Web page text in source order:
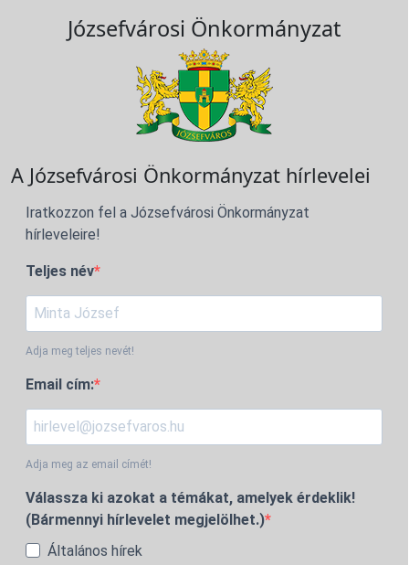
Józsefvárosi Önkormányzat
A Józsefvárosi Önkormányzat hírlevelei
Iratkozzon fel a Józsefvárosi Önkormányzat
hírleveleire!
Teljes név
Adja meg teljes nevét!
Email cím:
Adja meg az email címét!
Válassza ki azokat a témákat, amelyek érdeklik!
(Bármennyi hírlevelet megjelölhet.)
Általános hírek